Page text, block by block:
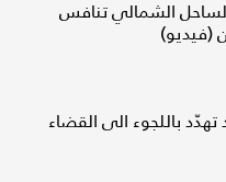
الشمالي تنافس
(فيديو)
تهدّد باللجوء الى القضاء